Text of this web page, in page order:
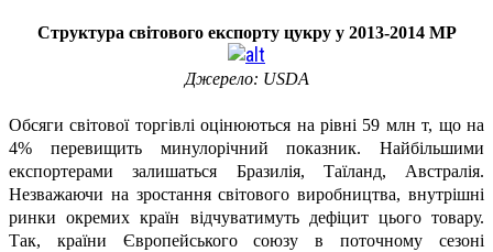
Структура світового експорту цукру у 2013-2014 МР
Джерело: USDA
Обсяги світової торгівлі оцінюються на рівні 59 млн т, що на
4% перевищить минулорічний показник. Найбільшими
експортерами залишаться Бразилія, Таїланд, Австралія.
Незважаючи на зростання світового виробництва, внутрішні
ринки окремих країн відчуватимуть дефіцит цього товару.
Так, країни Європейського союзу в поточному сезоні